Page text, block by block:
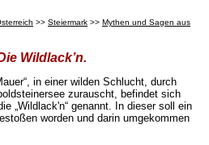
>> Steiermark >> Mythen und Sagen aus
Wildlack’n.
in einer wilden Schlucht, durch
zurauscht, befindet sich
„Wildlack'n“ genannt. In dieser soll ein
worden und darin umgekommen